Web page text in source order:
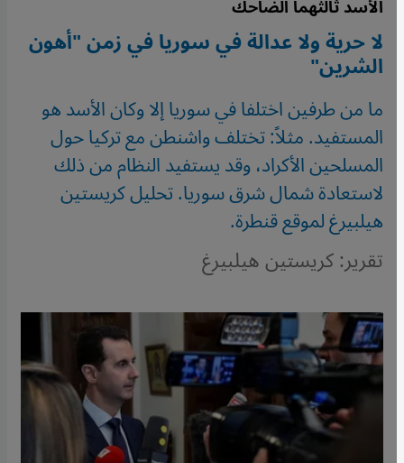
الأسد ثالثهما الضاحك
لا حرية ولا عدالة في سوريا في زمن "أهون
الشرين"
ما من طرفين اختلفا في سوريا إلا وكان الأسد هو
المستفيد. مثلاً: تختلف واشنطن مع تركيا حول
المسلحين الأكراد، وقد يستفيد النظام من ذلك
لاستعادة شمال شرق سوريا. تحليل كريستين
هيلبيرغ لموقع قنطرة.
تقرير: كريستين هيلبيرغ